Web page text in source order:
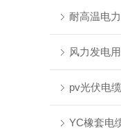
耐高温电
风力发电
pv光伏电缆
YC橡套电